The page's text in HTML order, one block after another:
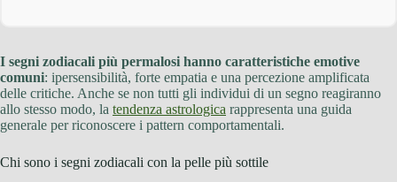
I segni zodiacali più permalosi hanno caratteristiche emotive
comuni: ipersensibilità, forte empatia e una percezione amplificata
delle critiche. Anche se non tutti gli individui di un segno reagiranno
allo stesso modo, la tendenza astrologica rappresenta una guida
generale per riconoscere i pattern comportamentali.
Chi sono i segni zodiacali con la pelle più sottile